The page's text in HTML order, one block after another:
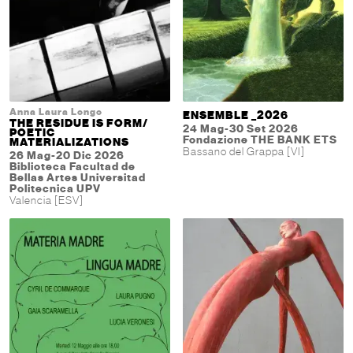
Anna Laura Longo
THE RESIDUE IS FORM/
POETIC
MATERIALIZATIONS
26 Mag-20 Dic 2026
Biblioteca Facultad de
Bellas Artes Universitad
Politecnica UPV
Valencia [ESV]
ENSEMBLE _2026
24 Mag-30 Set 2026
Fondazione THE BANK ETS
Bassano del Grappa [VI]